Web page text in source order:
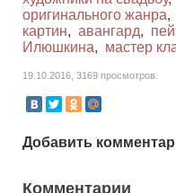
оригинального жанра,
картин, авангард,
Илюшкина, мастер
19.10.2016, 3169 просмотров.
Добавить
Комментарии